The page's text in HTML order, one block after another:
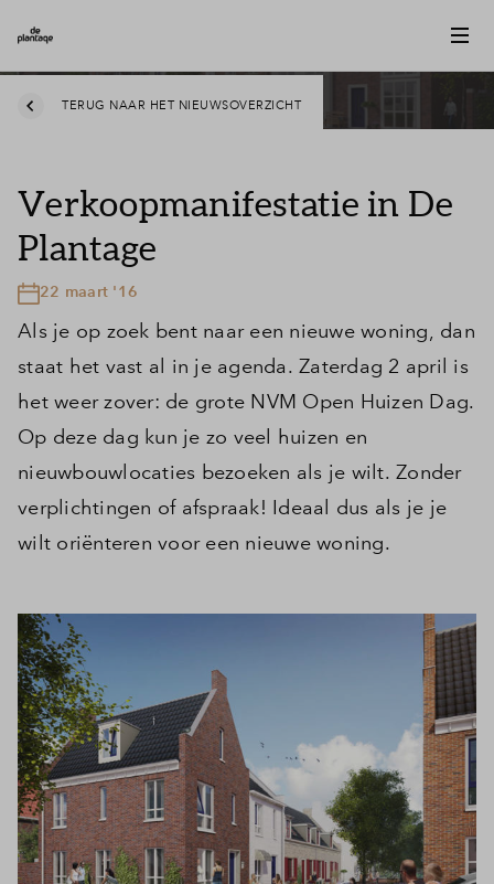
TERUG NAAR HET NIEUWSOVERZICHT
Verkoopmanifestatie in De
Plantage
22 maart '16
Als je op zoek bent naar een nieuwe woning, dan
staat het vast al in je agenda. Zaterdag 2 april is
het weer zover: de grote NVM Open Huizen Dag.
Op deze dag kun je zo veel huizen en
nieuwbouwlocaties bezoeken als je wilt. Zonder
verplichtingen of afspraak! Ideaal dus als je je
wilt oriënteren voor een nieuwe woning.